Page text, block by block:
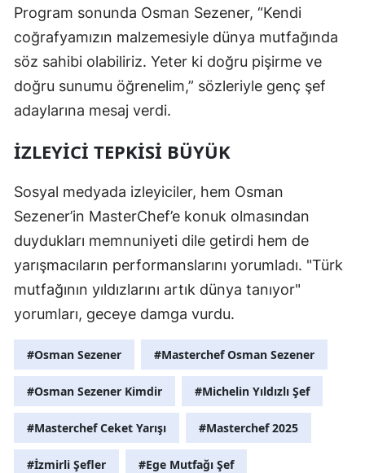
Program sonunda Osman Sezener, “Kendi
coğrafyamızın malzemesiyle dünya mutfağında
söz sahibi olabiliriz. Yeter ki doğru pişirme ve
doğru sunumu öğrenelim,” sözleriyle genç şef
adaylarına mesaj verdi.
İZLEYICI TEPKISI BÜYÜK
Sosyal medyada izleyiciler, hem Osman
Sezener’in MasterChef’e konuk olmasından
duydukları memnuniyeti dile getirdi hem de
yarışmacıların performanslarını yorumladı. "Türk
mutfağının yıldızlarını artık dünya tanıyor"
yorumları, geceye damga vurdu.
#Osman Sezener #Masterchef Osman Sezener
#Osman Sezener Kimdir #Michelin Yıldızlı Şef
#Masterchef Ceket Yarışı #Masterchef 2025
#İzmirli Şefler #Ege Mutfağı Şef